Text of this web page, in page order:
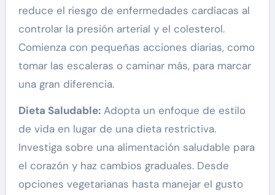
reduce el riesgo de enfermedades cardíacas al
controlar la presión arterial y el colesterol.
Comienza con pequeñas acciones diarias, como
tomar las escaleras o caminar más, para marcar
una gran diferencia.
Dieta Saludable:Adopta un enfoque de estilo
de vida en lugar de una dieta restrictiva.
Investiga sobre una alimentación saludable para
el corazón y haz cambios graduales. Desde
opciones vegetarianas hasta manejar el gusto